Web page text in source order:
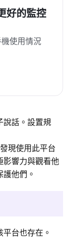
好的監控
使用情況
說話。設置規
現使用此平台
影響力與觀看他
他們。
台也存在。